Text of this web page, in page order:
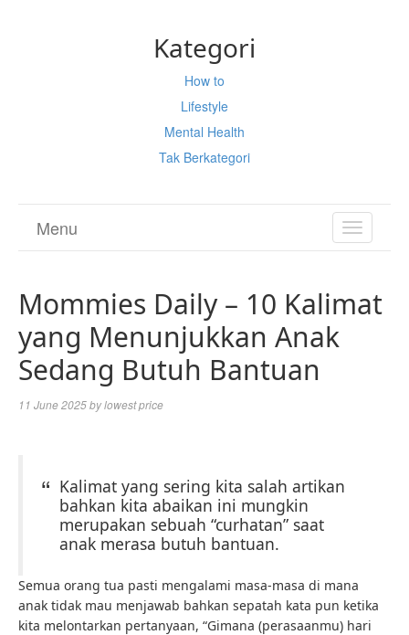
Kategori
How to
Lifestyle
Mental Health
Tak Berkategori
TOGGLE
Menu
Mommies Daily – 10 Kalimat
yang Menunjukkan Anak
Sedang Butuh Bantuan
11 June 2025bylowest price
Kalimat yang sering kita salah artikan
bahkan kita abaikan ini mungkin
merupakan sebuah “curhatan” saat
anak merasa butuh bantuan.
Semua orang tua pasti mengalami masa-masa di mana
anak tidak mau menjawab bahkan sepatah kata pun ketika
kita melontarkan pertanyaan, “Gimana (perasaanmu) hari